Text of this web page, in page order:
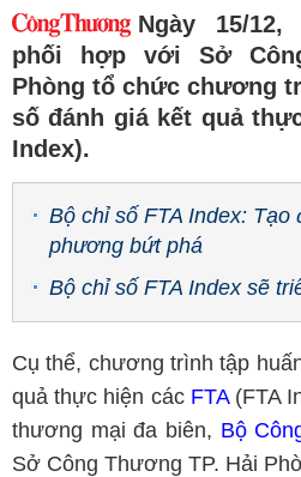
Ngày 15/
phối hợp với Sở
Phòng tổ chức chương
số đánh giá kết quả
Index).
Bộ chỉ số FTA Index: Tạo
phương bứt phá
Bộ chỉ số FTA Index sẽ
Cụ thể, chương trình tập
quả thực hiện các FTA(FTA
thương mại đa biên, Bộ
Sở Công Thương TP. Hải